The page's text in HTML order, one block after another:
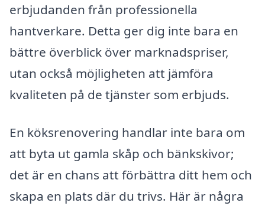
erbjudanden från professionella
hantverkare. Detta ger dig inte bara en
bättre överblick över marknadspriser,
utan också möjligheten att jämföra
kvaliteten på de tjänster som erbjuds.
En köksrenovering handlar inte bara om
att byta ut gamla skåp och bänkskivor;
det är en chans att förbättra ditt hem och
skapa en plats där du trivs. Här är några